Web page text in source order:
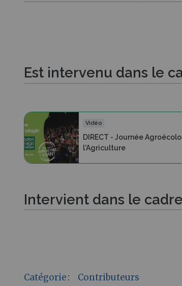
Est intervenu dans le
Vidéo
DIRECT - Journée
l'Agriculture
Intervient dans le
Catégorie: Contributeurs